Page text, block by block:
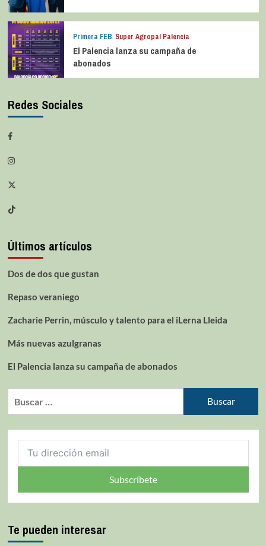
Primera FEB Super Agropal Palencia
El Palencia lanza su campaña de
abonados
Redes Sociales
Últimos artículos
Dos de dos que gustan
Repaso veraniego
Zacharie Perrin, músculo y talento para el iLerna Lleida
Más nuevas azulgranas
El Palencia lanza su campaña de abonados
Subscríbete
Te pueden interesar